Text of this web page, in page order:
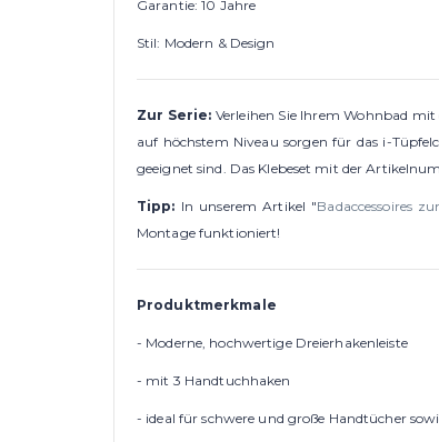
Garantie: 10 Jahre
Stil: Modern & Design
Zur Serie: Verleihen Sie Ihrem Wohnbad
auf höchstem Niveau sorgen für das i-
geeignet sind. Das Klebeset mit der
Tipp: In unserem Artikel "Badaccessoires
Montage funktioniert!
Produktmerkmale
- Moderne, hochwertige Dreierhakenleiste
- mit 3 Handtuchhaken
- ideal für schwere und große Handtücher